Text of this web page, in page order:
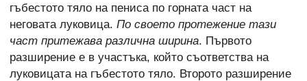
гъбестото тяло на пениса по горната част на
неговата луковица. По своето протежение тази
част притежава различна ширина. Първото
разширение е в участъка, който съответства на
луковицата на гъбестото тяло. Второто разширение